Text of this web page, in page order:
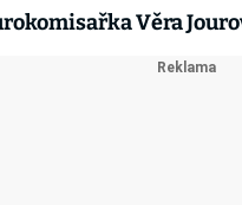
Věra